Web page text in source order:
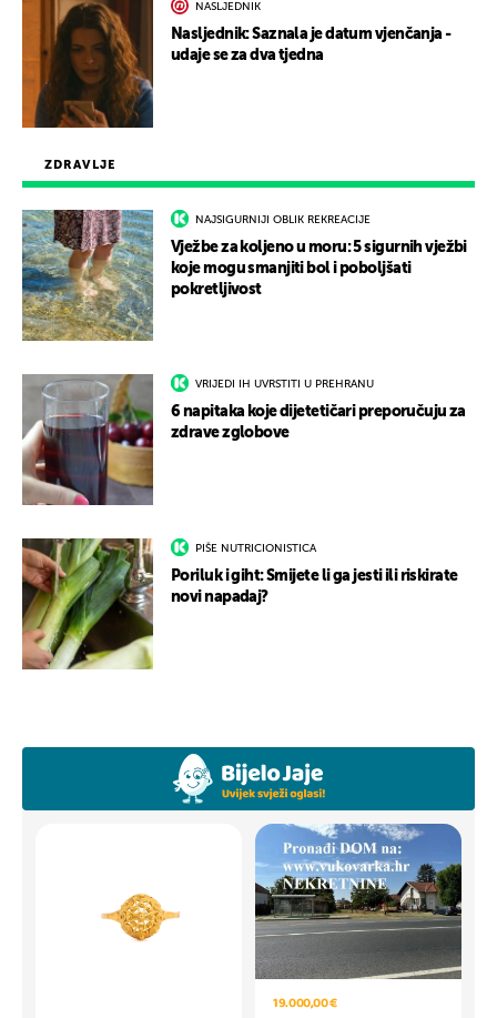
ZDRAVLJE
NAJSIGURNIJI OBLIK REKREACIJE
Vježbe za koljeno u moru: 5 sigurnih vježbi
koje mogu smanjiti bol i poboljšati
pokretljivost
VRIJEDI IH UVRSTITI U PREHRANU
6 napitaka koje dijetetičari preporučuju za
zdrave zglobove
PIŠE NUTRICIONISTICA
Poriluk i giht: Smijete li ga jesti ili riskirate
novi napadaj?
NASLJEDNIK
Nasljednik: Saznala je datum vjenčanja -
udaje se za dva tjedna
19.000,00 €